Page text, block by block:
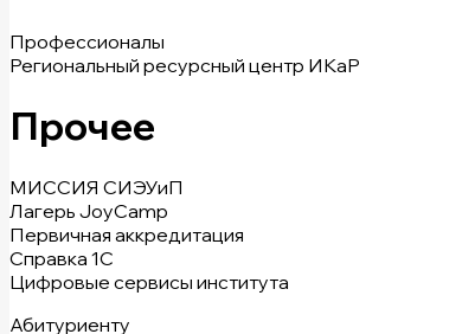
Профессионалы
Региональный ресурсный центр ИКаР
Прочее
МИССИЯ СИЭУиП
Лагерь JoyCamp
Первичная аккредитация
Справка 1С
Цифровые сервисы института
Абитуриенту